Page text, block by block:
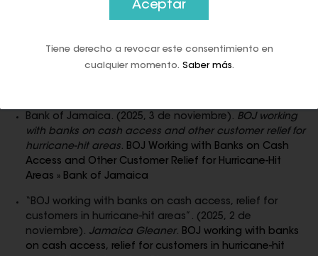
Bank of Jamaica. (2025, 3 de noviembre). BOJ working
with banks on cash access and other customer relief for
hurricane-hit areas. BOJ Working with Banks on Cash
Access and Other Customer Relief for Hurricane-Hit
Areas » Bank of Jamaica
“BOJ working with banks on cash access, relief for
customers in hurricane-hit areas”. (2025, 2 de
noviembre). Jamaica Gleaner. BOJ working with banks
on cash access, relief for customers in hurricane-hit
Aceptar
Tiene derecho a revocar este consentimiento en
cualquier momento. Saber más.